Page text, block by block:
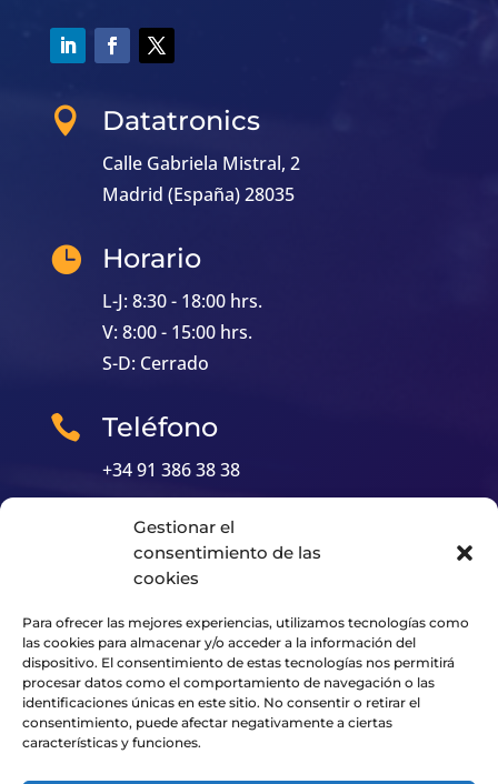
Gestionar el
consentimiento de las
cookies
Para ofrecer las mejores experiencias, utilizamos tecnologías como
las cookies para almacenar y/o acceder a la información del
dispositivo. El consentimiento de estas tecnologías nos permitirá
procesar datos como el comportamiento de navegación o las
identificaciones únicas en este sitio. No consentir o retirar el
consentimiento, puede afectar negativamente a ciertas
características y funciones.
 Datatronics
Calle Gabriela Mistral, 2
Madrid (España) 28035
 Horario
L-J: 8:30 - 18:00 hrs.
V: 8:00 - 15:00 hrs.
S-D: Cerrado
 Teléfono
+34 91 386 38 38
E-mail
info@datatronics.es
Soluciones
Blog y Noticias
Compañía
Contacto
Trabaja con nosotros